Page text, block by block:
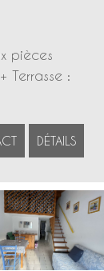
pièces
Terrasse :
DÉTAILS